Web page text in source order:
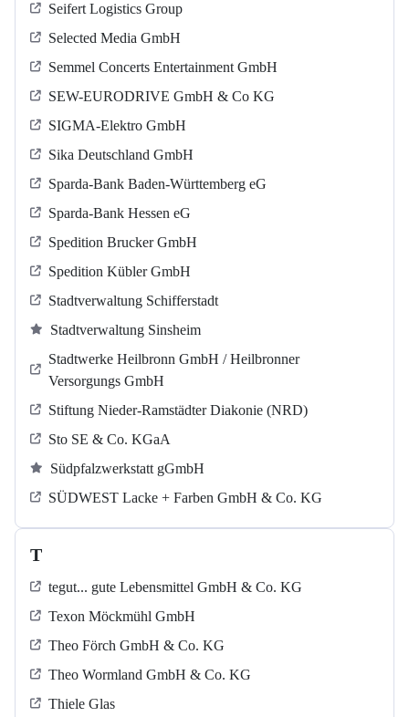
Seifert Logistics Group
Selected Media GmbH
Semmel Concerts Entertainment GmbH
SEW-EURODRIVE GmbH & Co KG
SIGMA-Elektro GmbH
Sika Deutschland GmbH
Sparda-Bank Baden-Württemberg eG
Sparda-Bank Hessen eG
Spedition Brucker GmbH
Spedition Kübler GmbH
Stadtverwaltung Schifferstadt
Stadtverwaltung Sinsheim
Stadtwerke Heilbronn GmbH / Heilbronner
Versorgungs GmbH
Stiftung Nieder-Ramstädter Diakonie (NRD)
Sto SE & Co. KGaA
Südpfalzwerkstatt gGmbH
SÜDWEST Lacke + Farben GmbH & Co. KG
T
tegut... gute Lebensmittel GmbH & Co. KG
Texon Möckmühl GmbH
Theo Förch GmbH & Co. KG
Theo Wormland GmbH & Co. KG
Thiele Glas